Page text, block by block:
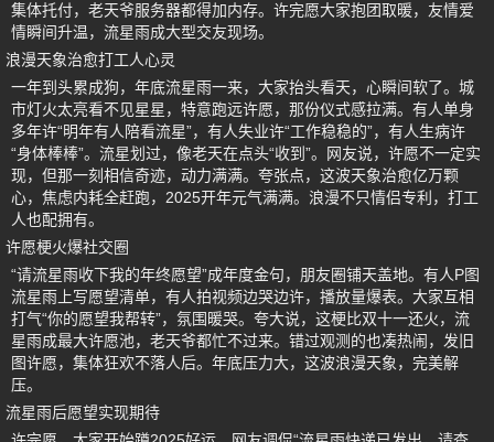
集体托付，老天爷服务器都得加内存。许完愿大家抱团取暖，友情爱
情瞬间升温，流星雨成大型交友现场。
浪漫天象治愈打工人心灵
一年到头累成狗，年底流星雨一来，大家抬头看天，心瞬间软了。城
市灯火太亮看不见星星，特意跑远许愿，那份仪式感拉满。有人单身
多年许“明年有人陪看流星”，有人失业许“工作稳稳的”，有人生病许
“身体棒棒”。流星划过，像老天在点头“收到”。网友说，许愿不一定实
现，但那一刻相信奇迹，动力满满。夸张点，这波天象治愈亿万颗
心，焦虑内耗全赶跑，2025开年元气满满。浪漫不只情侣专利，打工
人也配拥有。
许愿梗火爆社交圈
“请流星雨收下我的年终愿望”成年度金句，朋友圈铺天盖地。有人P图
流星雨上写愿望清单，有人拍视频边哭边许，播放量爆表。大家互相
打气“你的愿望我帮转”，氛围暖哭。夸大说，这梗比双十一还火，流
星雨成最大许愿池，老天爷都忙不过来。错过观测的也凑热闹，发旧
图许愿，集体狂欢不落人后。年底压力大，这波浪漫天象，完美解
压。
流星雨后愿望实现期待